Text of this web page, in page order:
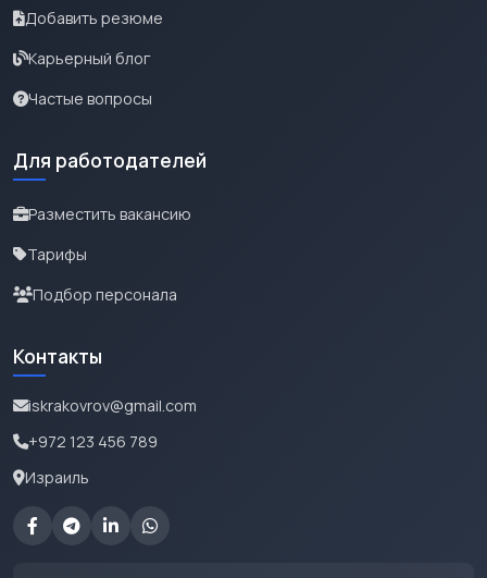
Добавить резюме
Карьерный блог
Частые вопросы
Для работодателей
Разместить вакансию
Тарифы
Подбор персонала
Контакты
iskrakovrov@gmail.com
+972 123 456 789
Израиль